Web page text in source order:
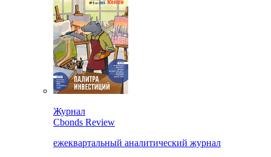
Журнал
Cbonds Review
ежеквартальный аналитический журнал